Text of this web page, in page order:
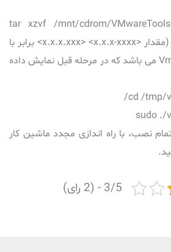
6- tar xzvf /mnt/cdrom/
xxxx>.tar.gz -C /tmp/ (مقدار <x.x.x.xxx> <x.x.x-xxxx> برابر با
شماره ورژن VmwareTools می باشد که در مرحله قبل نمایش داده
نصب، با راه اندازی مجدد ماشین کار
3/5 - (2 رای)